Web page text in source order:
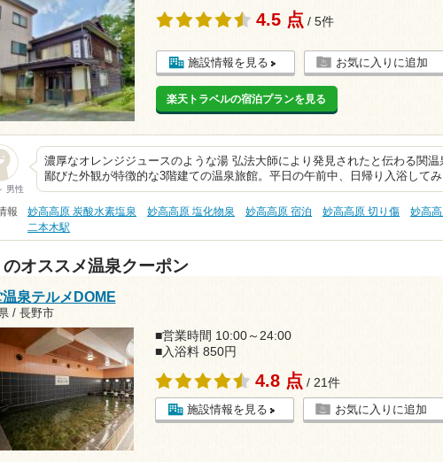
4.5 点 / 5件
施設情報を見る お気に入りに追加
楽天トラベルの宿泊プランを見る
男性
濃厚なオレンジジュースのような湯 弘法大師により発見されたと伝わる関温
鄙びた外観が特徴的な3階建ての温泉旅館。平日の午前中、日帰り入浴して
報 妙高高原 炭酸水素塩泉 妙高高原 塩化物泉 妙高高原 宿泊 妙高高原 切り傷 妙高
二本木駅
オススメ温泉クーポン
泉テルメDOME
/ 長野市
■営業時間 10:00～24:00
■入浴料 850円
4.8 点 / 21件
施設情報を見る お気に入りに追加